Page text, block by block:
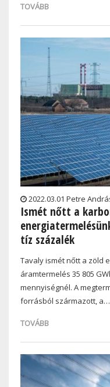
TOVÁBB
2022.03.01 Petre
Ismét nőtt a
tíz százalék
Tavaly ismét nőtt a zöld
áramtermelés 35 805
mennyiségnél. A
forrásból származott, a…
TOVÁBB